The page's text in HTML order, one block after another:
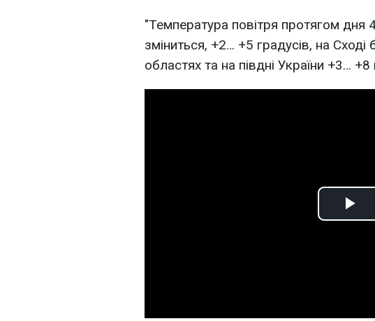
"Температура повітря протягом дня
зміниться, +2… +5 градусів, на Сході
областях та на півдні України +3…